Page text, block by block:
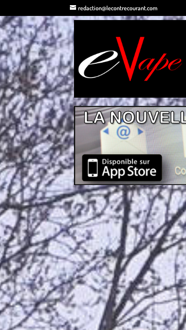
redaction@lecontrecourant.com